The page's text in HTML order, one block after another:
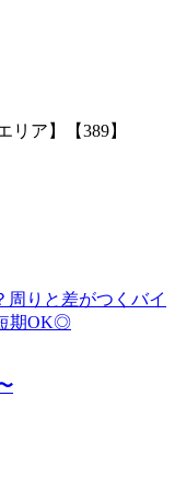
ア】【389】
周りと差がつくバイ
期OK◎